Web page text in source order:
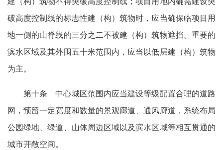
破高度控制线的标志性建（构）筑物时，应当确保临项目用
地一侧的山脊线的三分之二不被建（构）筑物遮挡。重要的
滨水区域及其外围五十米范围内，应当以低层建（构）筑物
为主。
第十条 中心城区范围内应当建设等级配置合理的道路
网，预留一定宽度和数量的景观廊道、通风廊道，系统布局
公园绿地、绿道、山体周边区域以及滨水区域等相互贯通的
城市开敞空间。